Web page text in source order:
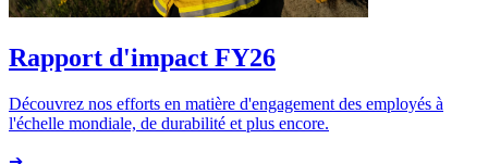
Rapport d'impact FY26
Découvrez nos efforts en matière d'engagement des employés à
l'échelle mondiale, de durabilité et plus encore.